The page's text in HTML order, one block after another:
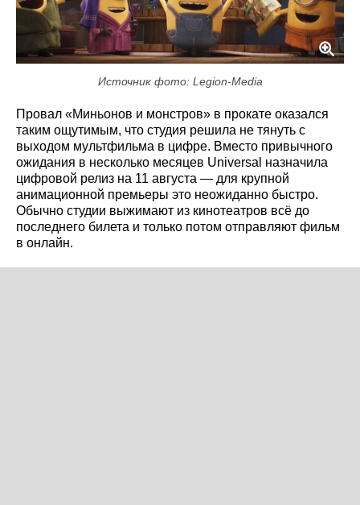
Источник фото: Legion-Media
Провал «Миньонов и монстров» в прокате оказался
таким ощутимым, что студия решила не тянуть с
выходом мультфильма в цифре. Вместо привычного
ожидания в несколько месяцев Universal назначила
цифровой релиз на 11 августа — для крупной
анимационной премьеры это неожиданно быстро.
Обычно студии выжимают из кинотеатров всё до
последнего билета и только потом отправляют фильм
в онлайн.